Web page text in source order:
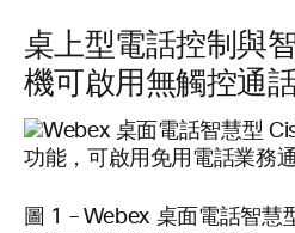
桌上型電話控制與
機可啟用無觸控通
圖 1 – Webex 桌面電話智慧